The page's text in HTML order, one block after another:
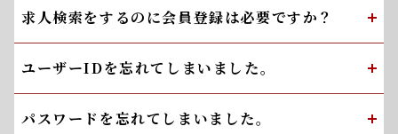
求人検索をするのに会員登録は必要ですか？
ユーザーIDを忘れてしまいました。
パスワードを忘れてしまいました。